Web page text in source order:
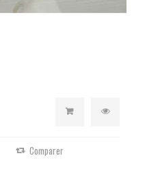
Comparer